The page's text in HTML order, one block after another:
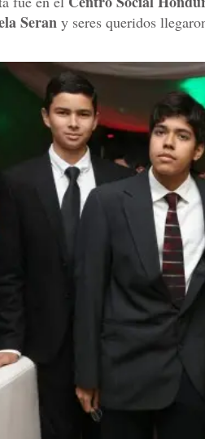
Seran y seres queridos